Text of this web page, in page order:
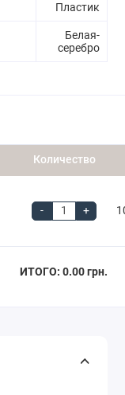
Пластик
Белая-
серебро
Количество
- +
ИТОГО: 0.00 грн.